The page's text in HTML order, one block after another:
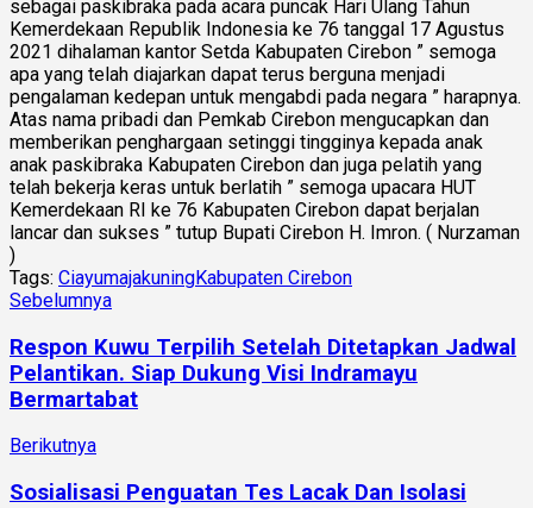
sebagai paskibraka pada acara puncak Hari Ulang Tahun
Kemerdekaan Republik Indonesia ke 76 tanggal 17 Agustus
2021 dihalaman kantor Setda Kabupaten Cirebon ” semoga
apa yang telah diajarkan dapat terus berguna menjadi
pengalaman kedepan untuk mengabdi pada negara ” harapnya.
Atas nama pribadi dan Pemkab Cirebon mengucapkan dan
memberikan penghargaan setinggi tingginya kepada anak
anak paskibraka Kabupaten Cirebon dan juga pelatih yang
telah bekerja keras untuk berlatih ” semoga upacara HUT
Kemerdekaan RI ke 76 Kabupaten Cirebon dapat berjalan
lancar dan sukses ” tutup Bupati Cirebon H. Imron. ( Nurzaman
)
Tags: CiayumajakuningKabupaten Cirebon
Sebelumnya
Respon Kuwu Terpilih Setelah Ditetapkan Jadwal
Pelantikan. Siap Dukung Visi Indramayu
Bermartabat
Berikutnya
Sosialisasi Penguatan Tes Lacak Dan Isolasi